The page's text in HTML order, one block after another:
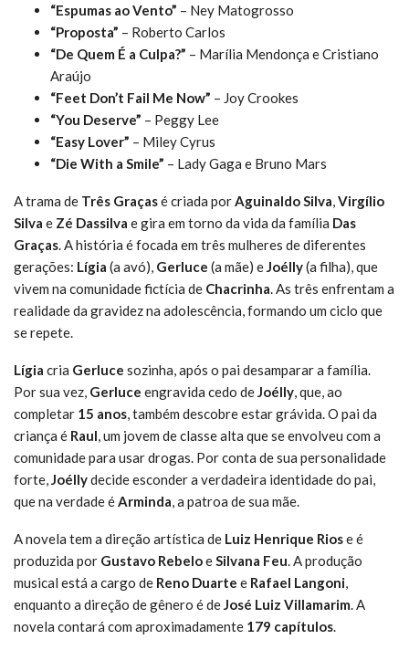
“Espumas ao Vento” – Ney Matogrosso
“Proposta” – Roberto Carlos
“De Quem É a Culpa?” – Marília Mendonça e Cristiano
Araújo
“Feet Don’t Fail Me Now” – Joy Crookes
“You Deserve” – Peggy Lee
“Easy Lover” – Miley Cyrus
“Die With a Smile” – Lady Gaga e Bruno Mars
A trama de Três Graçasé criada porAguinaldo Silva,Virgílio
Silva e Zé Dassilva e gira em torno da vida da família Das
Graças. A história é focada em três mulheres de diferentes
gerações: Lígia (a avó), Gerluce (a mãe) eJoélly(a filha), que
vivem na comunidade fictícia de Chacrinha. As três enfrentam a
realidade da gravidez na adolescência, formando um ciclo que
se repete.
Lígia cria Gerluce sozinha, após o pai desamparar a família.
Por sua vez, Gerluce engravida cedo deJoélly, que, ao
completar 15 anos, também descobre estar grávida. O pai da
criança é Raul, um jovem de classe alta que se envolveu com a
comunidade para usar drogas. Por conta de sua personalidade
forte,Joéllydecide esconder a verdadeira identidade do pai,
que na verdade éArminda, a patroa de sua mãe.
A novela tem a direção artística de Luiz Henrique Riose é
produzida por Gustavo RebeloeSilvana Feu. A produção
musical está a cargo de Reno Duarte e Rafael Langoni,
enquanto a direção de gênero é deJosé Luiz Villamarim. A
novela contará com aproximadamente 179 capítulos.